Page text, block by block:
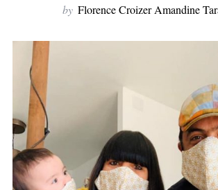
by Florence Croizer Amandine